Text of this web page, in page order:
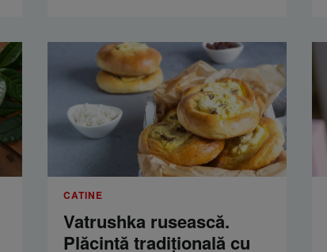
CATINE
Vatrushka rusească.
Plăcintă tradițională cu